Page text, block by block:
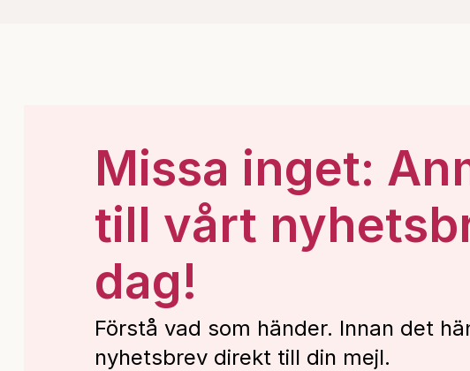
Missa inget:
till vårt
dag!
Förstå vad som händer. Innan det
nyhetsbrev direkt till din mejl.